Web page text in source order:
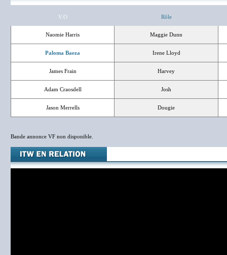
V.O Rôle
Naomie Harris Maggie Dunn
Paloma Baeza Irene Lloyd
James Frain Harvey
Adam Craosdell Josh
Jason Merrells Dougie
Bande annonce VF non disponible.